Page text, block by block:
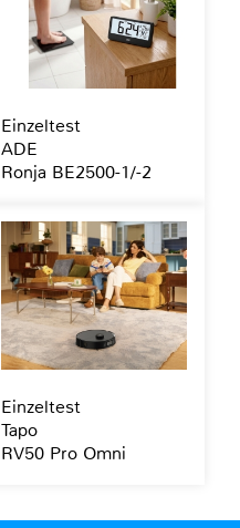
Einzeltest
ADE
Ronja BE2500-1/-2
Einzeltest
Tapo
RV50 Pro Omni